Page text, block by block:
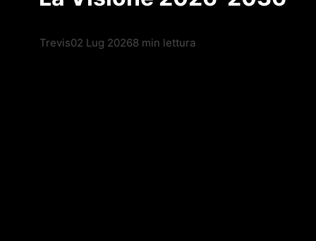
Trevis02 Lug 20268 min lettura